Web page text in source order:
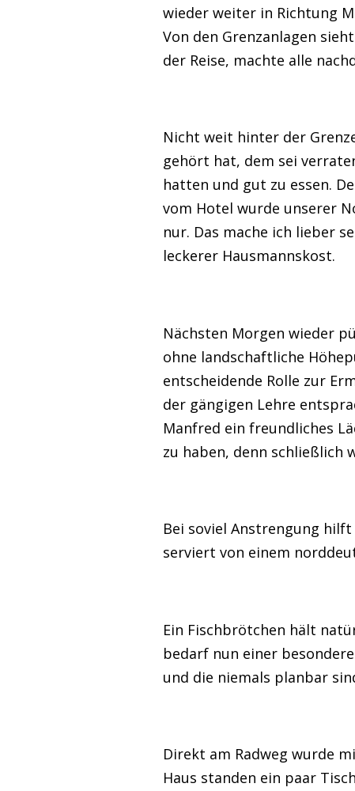
wieder weiter in Richtung
Von den Grenzanlagen
der Reise, machte alle
Nicht weit hinter der
gehört hat, dem sei
hatten und gut zu essen.
vom Hotel wurde unserer
nur. Das mache ich lieber
leckerer Hausmannskost.
Nächsten Morgen wieder
ohne landschaftliche
entscheidende Rolle zur
der gängigen Lehre
Manfred ein freundliches
zu haben, denn schließlich
Bei soviel Anstrengung
serviert von einem
Ein Fischbrötchen hält
bedarf nun einer
und die niemals planbar
Direkt am Radweg wurde
Haus standen ein paar